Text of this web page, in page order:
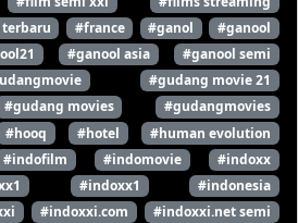
#france #ganol
#ganool
#ganool asia
#ganool semi
#gudang movie 21
#gudang movies
#gudangmovies
#hooq #hotel
#human evolution
#indofilm #indomovie
#indoxx
#indoxx1
#indonesia
#indoxxi.com
#indoxxi.net semi